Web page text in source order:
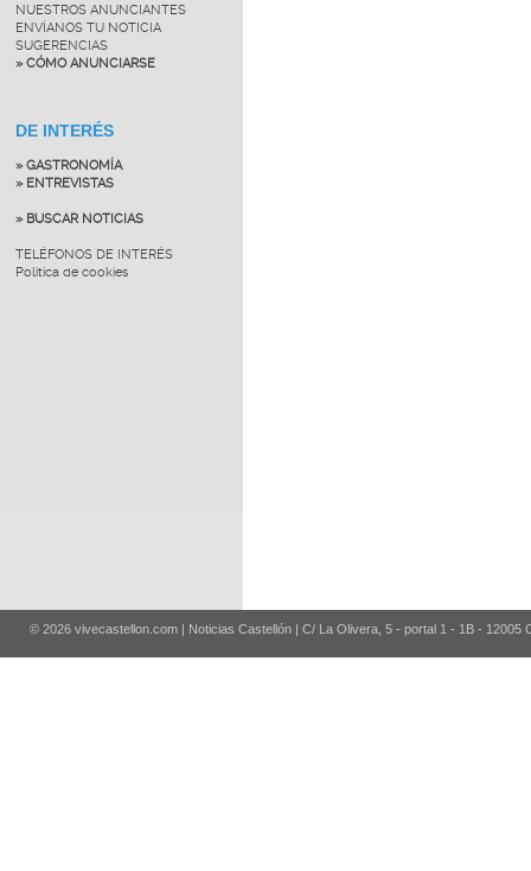
NUESTROS ANUNCIANTES
ENVÍANOS TU NOTICIA
SUGERENCIAS
» CÓMO ANUNCIARSE
DE INTERÉS
» GASTRONOMÍA
» ENTREVISTAS
» BUSCAR NOTICIAS
TELÉFONOS DE INTERÉS
Política de cookies
© 2026 vivecastellon.com | Noticias Castellón | C/ La Olivera, 5 - portal 1 - 1B - 12005